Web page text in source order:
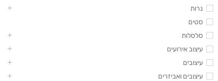
נרות
סטים
סלסלות
עיצוב אירועים
עיצובים
עיצובים ואביזרים